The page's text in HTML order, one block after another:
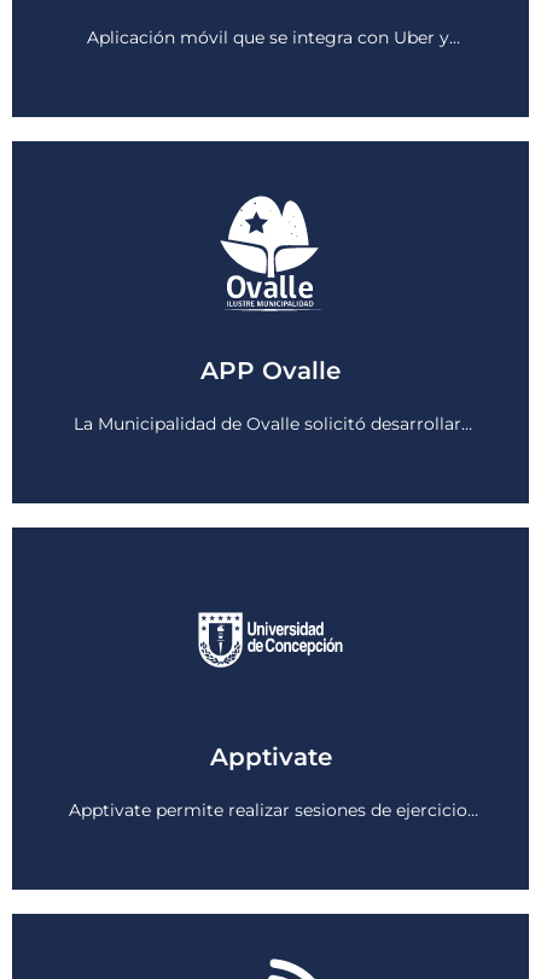
Aplicación móvil que se integra con Uber y…
Ver más
APP Ovalle
La Municipalidad de Ovalle solicitó desarrollar…
Ver más
Apptivate
Apptivate permite realizar sesiones de ejercicio…
Ver más